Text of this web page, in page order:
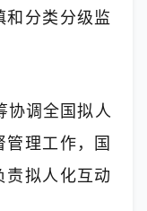
和分类分级监
协调全国拟人
理工作，国
责拟人化互动